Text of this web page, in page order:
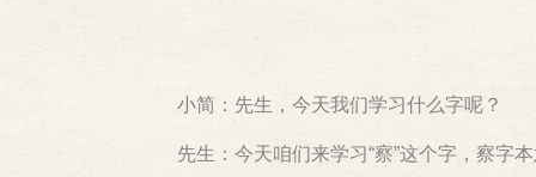
小简：先生，今天我们学习什么字呢？
先生：今天咱们来学习“察”这个字，察字